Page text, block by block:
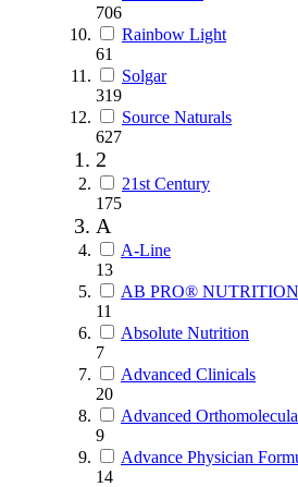
706
Rainbow Light
61
Solgar
319
Source Naturals
627
2
21st Century
175
A
A-Line
13
AB PRO® NUTRITION
11
Absolute Nutrition
7
Advanced Clinicals
20
Advanced
9
Advance Physician
14